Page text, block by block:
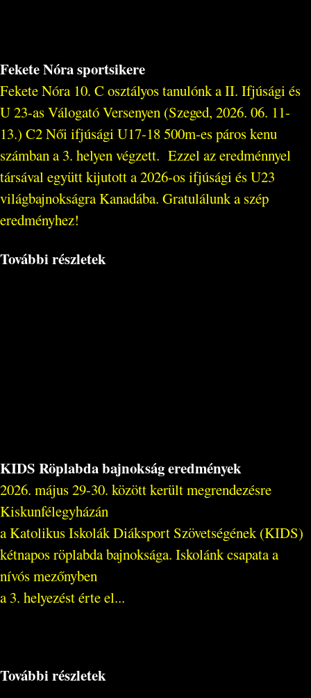
Fekete Nóra sportsikere
Fekete Nóra 10. C osztályos tanulónk a II. Ifjúsági és
U 23-as Válogató Versenyen (Szeged, 2026. 06. 11-
13.) C2 Női ifjúsági U17-18 500m-es páros kenu
számban a 3. helyen végzett. Ezzel az eredménnyel
társával együtt kijutott a 2026-os ifjúsági és U23
világbajnokságra Kanadába. Gratulálunk a szép
eredményhez!
További részletek
KIDS Röplabda bajnokság eredmények
2026. május 29-30. között került megrendezésre
Kiskunfélegyházán
a Katolikus Iskolák Diáksport Szövetségének (KIDS)
kétnapos röplabda bajnoksága. Iskolánk csapata a
nívós mezőnyben
a 3. helyezést érte el...
További részletek